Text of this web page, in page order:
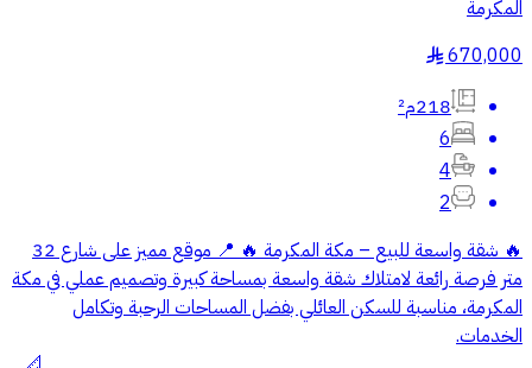
المكرمة
670,000
§
218م²
6
4
2
🔥 شقة واسعة للبيع – مكة المكرمة 🔥 📍 موقع مميز على شارع 32
متر فرصة رائعة لامتلاك شقة واسعة بمساحة كبيرة وتصميم عملي في مكة
المكرمة، مناسبة للسكن العائلي بفضل المساحات الرحبة وتكامل
الخدمات.